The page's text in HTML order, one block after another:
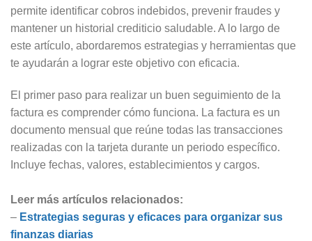
permite identificar cobros indebidos, prevenir fraudes y
mantener un historial crediticio saludable. A lo largo de
este artículo, abordaremos estrategias y herramientas que
te ayudarán a lograr este objetivo con eficacia.
El primer paso para realizar un buen seguimiento de la
factura es comprender cómo funciona. La factura es un
documento mensual que reúne todas las transacciones
realizadas con la tarjeta durante un periodo específico.
Incluye fechas, valores, establecimientos y cargos.
Leer más artículos relacionados:
– Estrategias seguras y eficaces para organizar sus
finanzas diarias